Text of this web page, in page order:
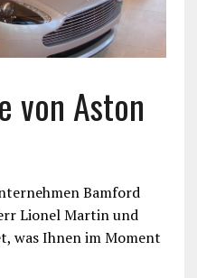
von Aston
Bamford
Lionel Martin und
was Ihnen im Moment